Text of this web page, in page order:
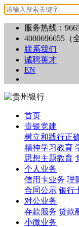
服务热线：
4000696655（
联系我们
诚聘英才
EN
首页
贵银党建
树立和践行正
精神学习教育
思想主题教育
个人业务
信用卡业务 理
合同公示 银行
对公业务
存款服务 贷款
小微业务